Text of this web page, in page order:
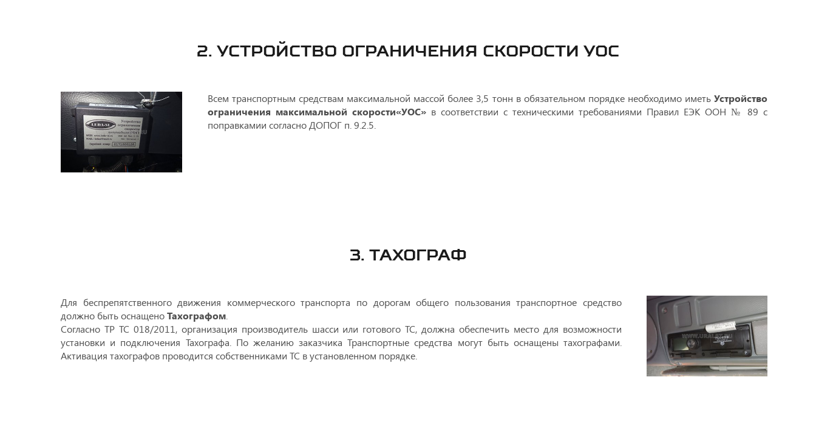
2. УСТРОЙСТВО ОГРАНИЧЕНИЯ СКОРОСТИ УОС
Всем транспортным средствам максимальной массой более 3,5 тонн в обязательном порядке необходимо иметьУстройство
ограничения максимальной скорости«УОС» в соответствии с техническими требованиями Правил ЕЭК ООН № 89 с
поправкамии согласно ДОПОГ п. 9.2.5.
3. ТАХОГРАФ
Для беспрепятственного движения коммерческого транспорта по дорогам общего пользования транспортное средство
должно быть оснащеноТахографом
Согласно ТР ТС 018/2011, организация производитель шасси или готового ТС, должна обеспечить место для возможности
установки и подключения Тахографа. По желанию заказчика Транспортные средства могут быть оснащены тахографами.
Активация тахографов проводится собственниками ТС в установленном порядке.